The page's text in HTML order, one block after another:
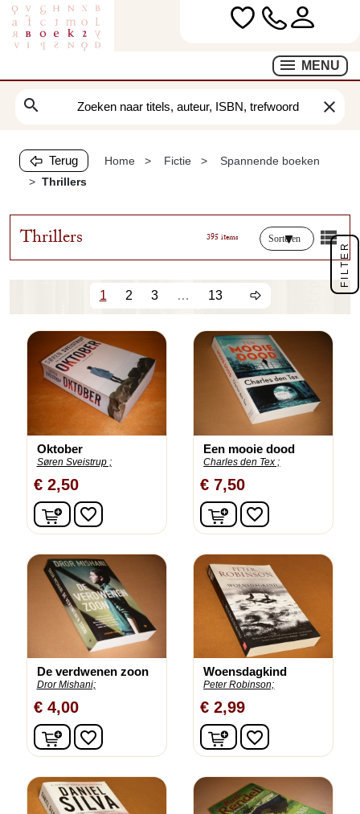
MENU
search clear
Terug Home Fictie
Spannende boeken
Thrillers
Thrillers 395 items Sorteren
1 2 3 … 13
Oktober
Søren Sveistrup ;
€ 2,50
In winkelwagen
favorite_border
Een mooie dood
Charles den Tex ;
€ 7,50
In winkelwagen
favorite_border
De verdwenen zoon
Dror Mishani;
€ 4,00
In winkelwagen
favorite_border
Woensdagkind
Peter Robinson;
€ 2,99
In winkelwagen
favorite_border
FILTER